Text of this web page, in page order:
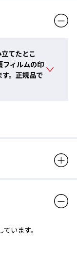
る蒸気の吸収力が従
間クリアな視界を持
てたとこ
フィルムの印
。正規品で
います。